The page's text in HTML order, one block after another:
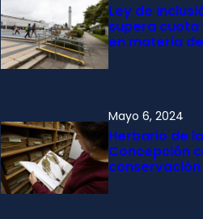
Ley de
supera
en materia
Mayo 6, 2024
Herbario de
Concepción